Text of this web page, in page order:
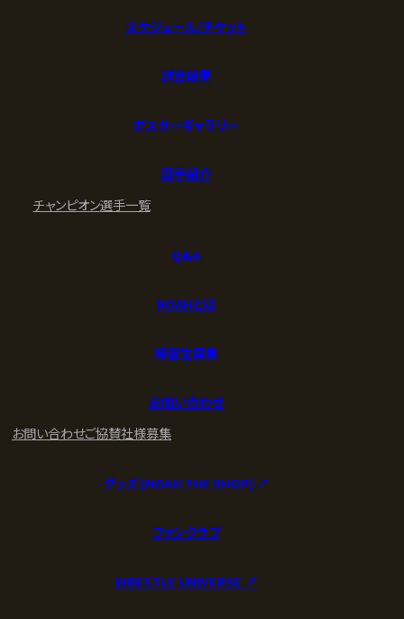
スケジュール/チケット
試合結果
ポスターギャラリー
選手紹介
チャンピオン選手一覧
Q&A
NOAHとは
練習生募集
お問い合わせ
お問い合わせご協賛社様募集
グッズ (NOAH THE SHOP) ↗︎
ファンクラブ
WRESTLE UNIVERSE ↗︎